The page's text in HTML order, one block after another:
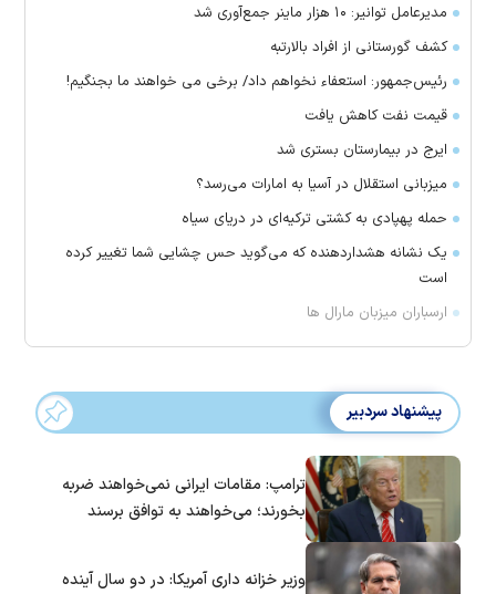
مدیرعامل توانیر: ۱۰ هزار ماینر جمع‌آوری شد
کشف گورستانی از افراد بالارتبه
رئیس‌جمهور: استعفاء نخواهم داد/ برخی می خواهند ما بجنگیم!
قیمت نفت کاهش یافت
ایرج در بیمارستان بستری شد
میزبانی استقلال در آسیا به امارات می‌رسد؟
حمله پهپادی به کشتی ترکیه‌ای در دریای سیاه
یک نشانه هشداردهنده که می‌گوید حس چشایی شما تغییر کرده
است
ارسباران میزبان مارال ها
پیشنهاد سردبیر
ترامپ: مقامات ایرانی نمی‌خواهند ضربه
بخورند؛ می‌خواهند به توافق برسند
وزیر خزانه داری آمریکا: در دو سال آینده